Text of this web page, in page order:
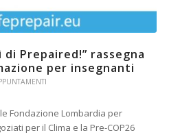
Prepaired!” rassegna
per insegnanti
Fondazione Lombardia per
per il Clima e la Pre-COP26